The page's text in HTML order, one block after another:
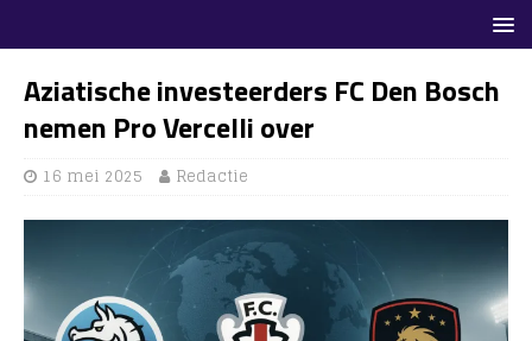
Aziatische investeerders FC Den Bosch
nemen Pro Vercelli over
16 mei 2025 Redactie